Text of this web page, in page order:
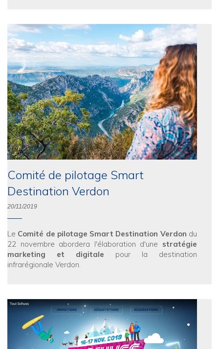
Comité de pilotage Smart
Destination Verdon
20/11/2019
Le Comité de pilotage Smart Destination Verdon du
22 novembre abordera l'élaboration d'une stratégie
marketing et digitale pour la destination
infrarégionale Verdon.